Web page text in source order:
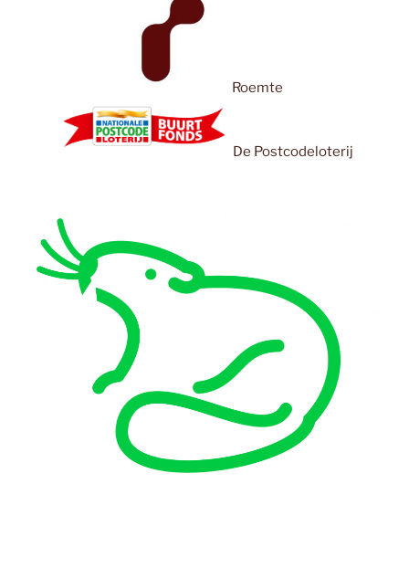
Roemte
De Postcodeloterij